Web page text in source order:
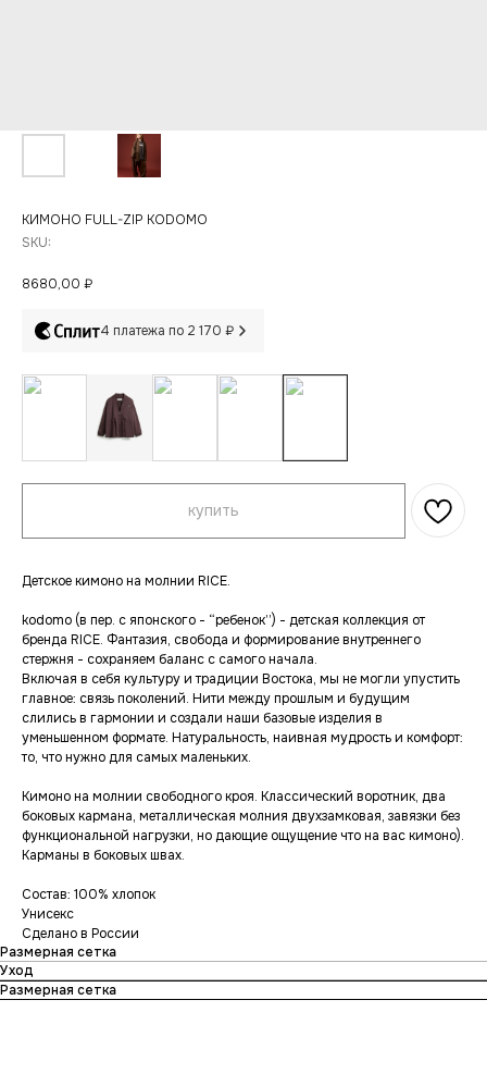
КИМОНО FULL-ZIP KODOMO
SKU:
8680,00 ₽
4 платежа по 2 170 ₽
купить
Детское кимоно на молнии RICE.
kodomo (в пер. с японского - “ребенок”) - детская коллекция от
бренда RICE. Фантазия, свобода и формирование внутреннего
стержня - сохраняем баланс с самого начала.
Включая в себя культуру и традиции Востока, мы не могли упустить
главное: связь поколений. Нити между прошлым и будущим
слились в гармонии и создали наши базовые изделия в
уменьшенном формате. Натуральность, наивная мудрость и комфорт:
то, что нужно для самых маленьких.
Кимоно на молнии свободного кроя. Классический воротник, два
боковых кармана, металлическая молния двухзамковая, завязки без
функциональной нагрузки, но дающие ощущение что на вас кимоно).
Карманы в боковых швах.
Состав: 100% хлопок
Унисекс
Сделано в России
Размерная сетка
Уход
Размерная сетка